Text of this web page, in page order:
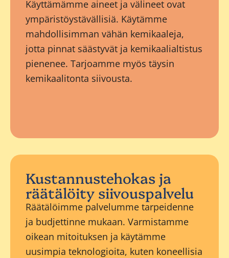
Käyttämämme aineet ja välineet ovat
ympäristöystävällisiä. Käytämme
mahdollisimman vähän kemikaaleja,
jotta pinnat säästyvät ja kemikaalialtistus
pienenee. Tarjoamme myös täysin
kemikaalitonta siivousta.
Kustannustehokas ja
räätälöity siivouspalvelu
Räätälöimme palvelumme tarpeidenne
ja budjettinne mukaan. Varmistamme
oikean mitoituksen ja käytämme
uusimpia teknologioita, kuten koneellisia